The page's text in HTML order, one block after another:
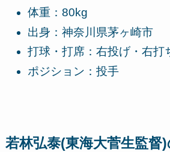
体重：80kg
出身：神奈川県茅ヶ崎市
打球・打席：右投げ・右打
ポジション：投手
若林弘泰(東海大菅生監督